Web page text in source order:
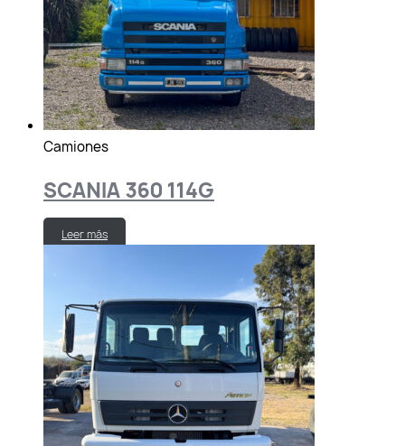
Camiones
SCANIA 360 114G
Leer más